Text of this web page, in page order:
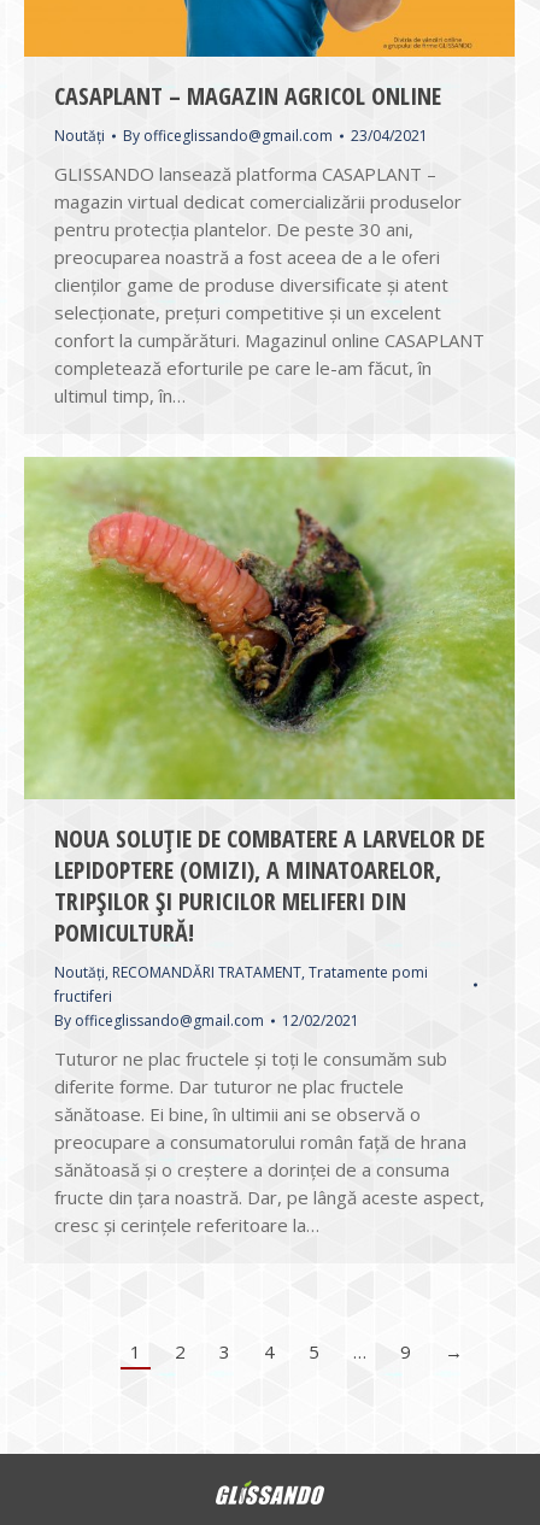
CASAPLANT – MAGAZIN AGRICOL ONLINE
Noutăți By officeglissando@gmail.com 23/04/2021
GLISSANDO lansează platforma CASAPLANT –
magazin virtual dedicat comercializării produselor
pentru protecția plantelor. De peste 30 ani,
preocuparea noastră a fost aceea de a le oferi
clienților game de produse diversificate și atent
selecționate, prețuri competitive și un excelent
confort la cumpărături. Magazinul online CASAPLANT
completează eforturile pe care le-am făcut, în
ultimul timp, în…
NOUA SOLUȚIE DE COMBATERE A LARVELOR DE
LEPIDOPTERE (OMIZI), A MINATOARELOR,
TRIPȘILOR ȘI PURICILOR MELIFERI DIN
POMICULTURĂ!
Noutăți, RECOMANDĂRI TRATAMENT, Tratamente pomi
fructiferi
By officeglissando@gmail.com 12/02/2021
Tuturor ne plac fructele și toți le consumăm sub
diferite forme. Dar tuturor ne plac fructele
sănătoase. Ei bine, în ultimii ani se observă o
preocupare a consumatorului român față de hrana
sănătoasă și o creștere a dorinței de a consuma
fructe din țara noastră. Dar, pe lângă aceste aspect,
cresc și cerințele referitoare la…
1 2 3 4 5 … 9 →